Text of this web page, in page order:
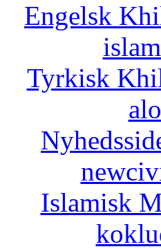
Engelsk
Tyrkisk
Islamisk